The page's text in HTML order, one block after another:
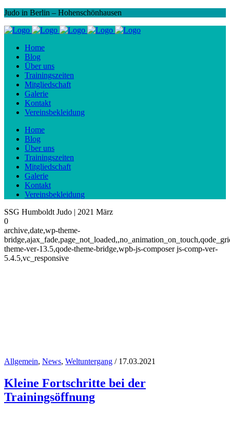
Judo in Berlin – Hohenschönhausen
Home
Blog
Über uns
Trainingszeiten
Mitgliedschaft
Galerie
Kontakt
Vereinsbekleidung
Home
Blog
Über uns
Trainingszeiten
Mitgliedschaft
Galerie
Kontakt
Vereinsbekleidung
SSG Humboldt Judo | 2021 März
0
archive,date,wp-theme-
theme-ver-13.5,qode-theme-bridge,wpb-js-composer js-comp-ver-
5.4.5,vc_responsive
März 2021
Allgemein, News, Weltuntergang / 17.03.2021
Kleine Fortschritte bei der
Trainingsöffnung